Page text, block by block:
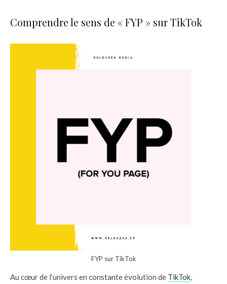
Comprendre le sens de « FYP » sur TikTok
FYP sur TikTok
Au cœur de l’univers en constante évolution de TikTok,